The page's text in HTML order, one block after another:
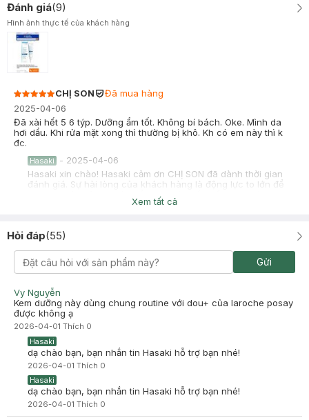
Đánh giá(9)
Hình ảnh thực tế của khách hàng
CHỊ SON
Đã mua hàng
2025-04-06
Đã xài hết 5 6 týp. Dưỡng ẩm tốt. Không bí bách. Oke. Mình da
hơi dầu. Khi rửa mặt xong thì thường bị khô. Kh có em này thì k
đc.
Hasaki - 2025-04-06
Hasaki xin chào! Hasaki cảm ơn CHỊ SON đã dành thời gian
đánh giá. Sự hài lòng của khách hàng là động lực to lớn để
Hasaki ngày càng phát triển hơn nữa về chất lượng dịch vụ.
Cảm ơn bạn đã tin tưởng và mua sắm tại Hasaki!
2023-02-21
Sp ok giao hang nhah ….
Xem tất cả
Hỏi đáp(55)
Gửi
Vy Nguyễn
Kem dưỡng này dùng chung routine với dou+ của laroche posay
được không ạ
2026-04-01 Thích 0
Hasaki
dạ chào bạn, bạn nhắn tin Hasaki hỗ trợ bạn nhé!
2026-04-01 Thích 0
Hasaki
dạ chào bạn, bạn nhắn tin Hasaki hỗ trợ bạn nhé!
2026-04-01 Thích 0